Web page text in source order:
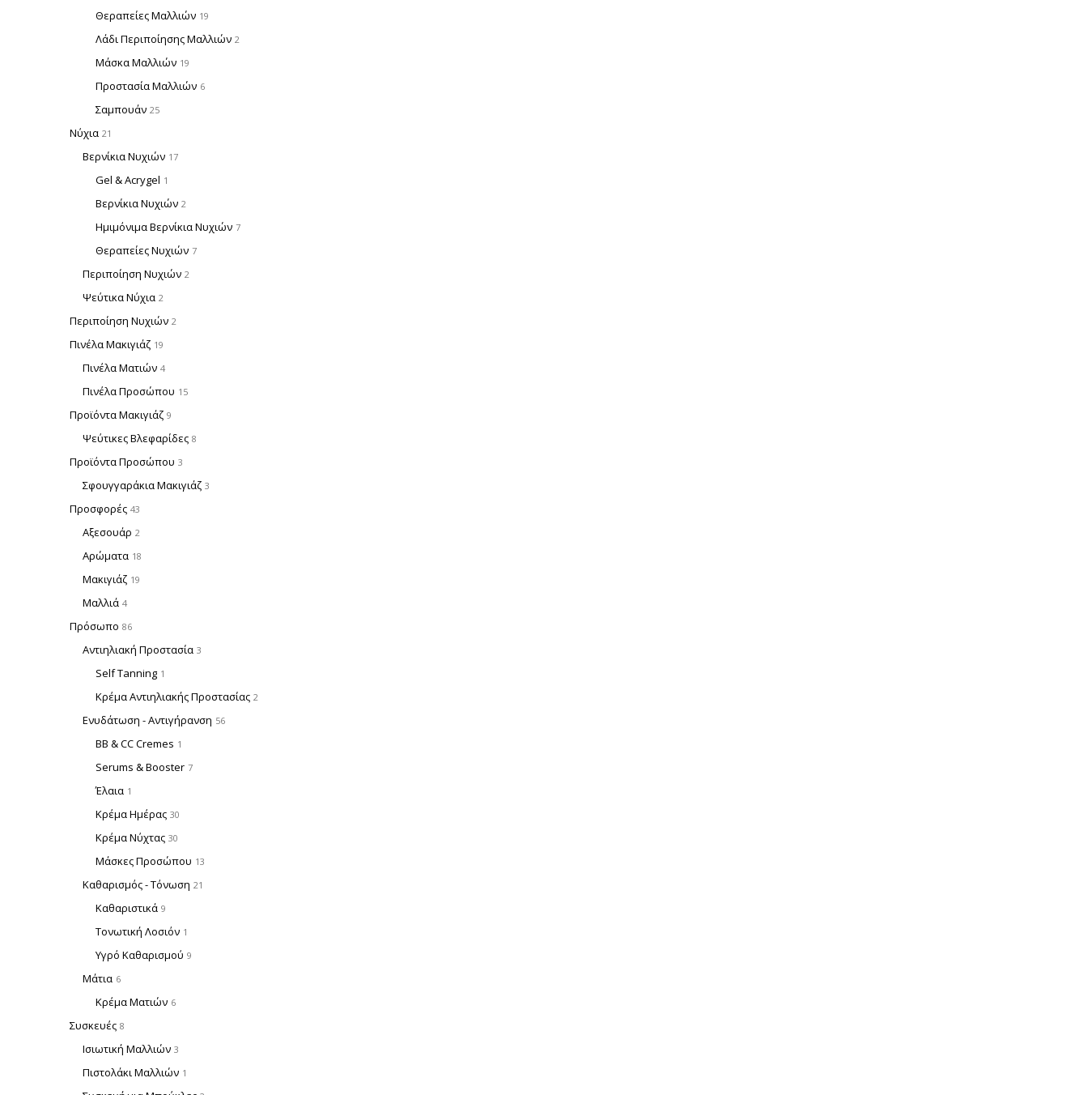
Θεραπείες Μαλλιών 19
Λάδι Περιποίησης Μαλλιών 2
Μάσκα Μαλλιών 19
Προστασία Μαλλιών 6
Σαμπουάν 25
Νύχια 21
Βερνίκια Νυχιών 17
Gel & Acrygel 1
Βερνίκια Νυχιών 2
Ημιμόνιμα Βερνίκια Νυχιών 7
Θεραπείες Νυχιών 7
Περιποίηση Νυχιών 2
Ψεύτικα Νύχια 2
Περιποίηση Νυχιών 2
Πινέλα Μακιγιάζ 19
Πινέλα Ματιών 4
Πινέλα Προσώπου 15
Προϊόντα Μακιγιάζ 9
Ψεύτικες Βλεφαρίδες 8
Προϊόντα Προσώπου 3
Σφουγγαράκια Μακιγιάζ 3
Προσφορές 43
Αξεσουάρ 2
Αρώματα 18
Μακιγιάζ 19
Μαλλιά 4
Πρόσωπο 86
Αντιηλιακή Προστασία 3
Self Tanning 1
Κρέμα Αντιηλιακής Προστασίας 2
Ενυδάτωση - Αντιγήρανση 56
BB & CC Cremes 1
Serums & Booster 7
Έλαια 1
Κρέμα Ημέρας 30
Κρέμα Νύχτας 30
Μάσκες Προσώπου 13
Καθαρισμός - Τόνωση 21
Καθαριστικά 9
Τονωτική Λοσιόν 1
Υγρό Καθαρισμού 9
Μάτια 6
Κρέμα Ματιών 6
Συσκευές 8
Ισιωτική Μαλλιών 3
Πιστολάκι Μαλλιών 1